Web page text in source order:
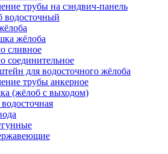
трубы на сэндвич-панель
водосточный
жёлоба
сливное
соединительное
для водосточного жёлоба
трубы анкерное
(жёлоб с выходом)